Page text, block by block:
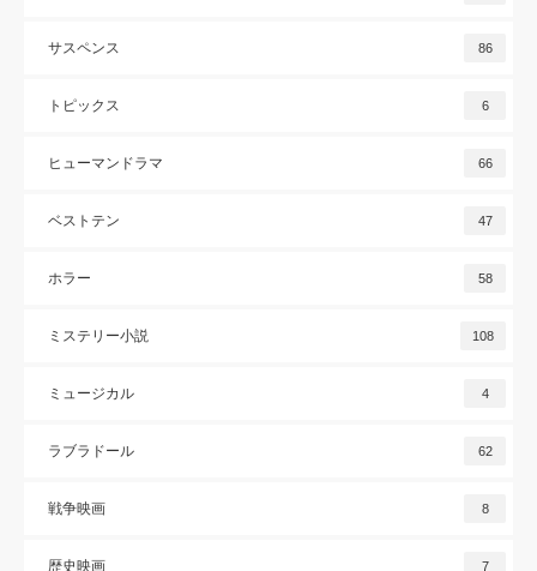
サスペンス 86
トピックス 6
ヒューマンドラマ 66
ベストテン 47
ホラー 58
ミステリー小説 108
ミュージカル 4
ラブラドール 62
戦争映画 8
歴史映画 7